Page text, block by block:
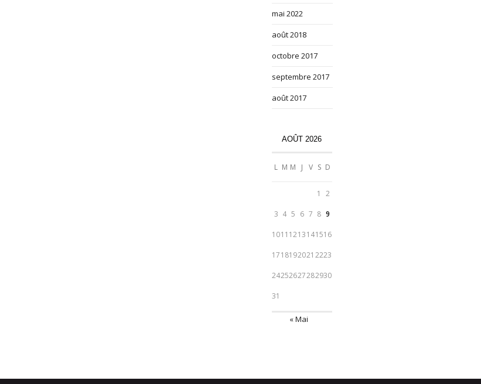
mai 2022
août 2018
octobre 2017
septembre 2017
août 2017
AOÛT 2026
L M M J V S D
1 2
3 4 5 6 7 8 9
1011 1213141516
1718192021 2223
24252627282930
31
« Mai